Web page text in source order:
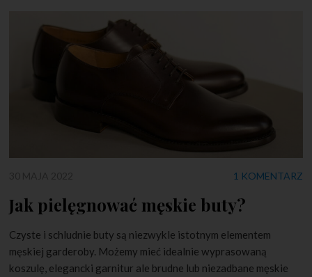
1 KOMENTARZ
Jak pielęgnować męskie buty?
Czyste i schludnie buty są niezwykle istotnym elementem
męskiej garderoby. Możemy mieć idealnie wyprasowaną
koszulę, elegancki garnitur ale brudne lub niezadbane męskie